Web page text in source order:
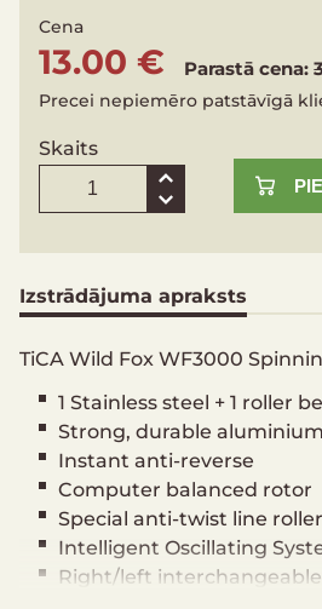
Cena
13.00 € Parastā cena:
Precei nepiemēro patstāvīgā
Skaits
Izstrādājuma apraksts
TiCA Wild Fox WF3000
1 Stainless steel + 1 roller
Strong, durable
Instant anti-reverse
Computer balanced rotor
Special anti-twist line roller
Intelligent Oscillating
Right/left